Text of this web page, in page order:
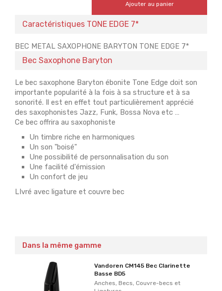
Ajouter au panier
Caractéristiques TONE EDGE 7*
BEC METAL SAXOPHONE BARYTON TONE EDGE 7*
Bec Saxophone Baryton
Le bec saxophone Baryton ébonite Tone Edge doit son
importante popularité à la fois à sa structure et à sa
sonorité. Il est en effet tout particulièrement apprécié
des saxophonistes Jazz, Funk, Bossa Nova etc …
Ce bec offrira au saxophoniste
Un timbre riche en harmoniques
Un son "boisé"
Une possibilité de personnalisation du son
Une facilité d'émission
Un confort de jeu
LIvré avec ligature et couvre bec
Dans la même gamme
Vandoren CM145 Bec Clarinette
Basse BD5
Anches, Becs, Couvre-becs et